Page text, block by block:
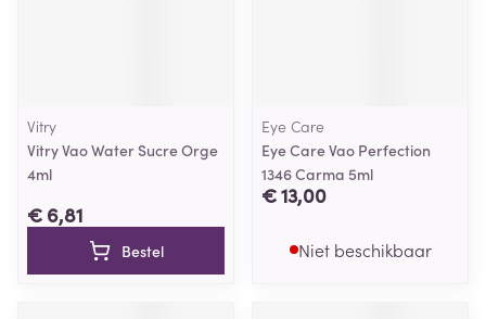
Vitry
Vitry Vao Water Sucre Orge
4ml
€ 6,81
Bestel
Eye Care
Eye Care Vao Perfection
1346 Carma 5ml
€ 13,00
Niet beschikbaar